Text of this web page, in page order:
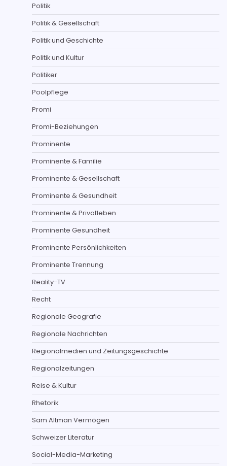
Politik
Politik & Gesellschaft
Politik und Geschichte
Politik und Kultur
Politiker
Poolpflege
Promi
Promi-Beziehungen
Prominente
Prominente & Familie
Prominente & Gesellschaft
Prominente & Gesundheit
Prominente & Privatleben
Prominente Gesundheit
Prominente Persönlichkeiten
Prominente Trennung
Reality-TV
Recht
Regionale Geografie
Regionale Nachrichten
Regionalmedien und Zeitungsgeschichte
Regionalzeitungen
Reise & Kultur
Rhetorik
Sam Altman Vermögen
Schweizer Literatur
Social-Media-Marketing